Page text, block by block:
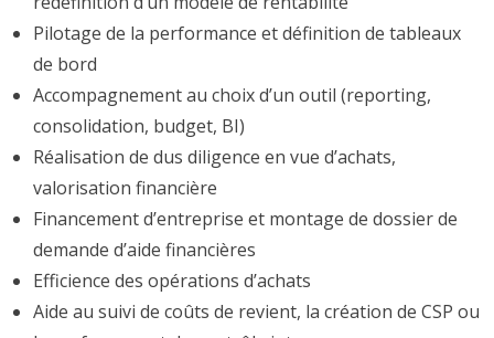
Pilotage de la performance et définition de tableaux
de bord
Accompagnement au choix d’un outil (reporting,
consolidation, budget, BI)
Réalisation de dus diligence en vue d’achats,
valorisation financière
Financement d’entreprise et montage de dossier de
demande d’aide financières
Efficience des opérations d’achats
Aide au suivi de coûts de revient, la création de CSP ou